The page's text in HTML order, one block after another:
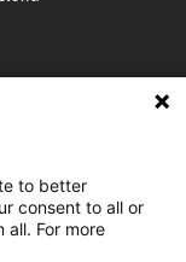
to better
consent to all or
all. For more